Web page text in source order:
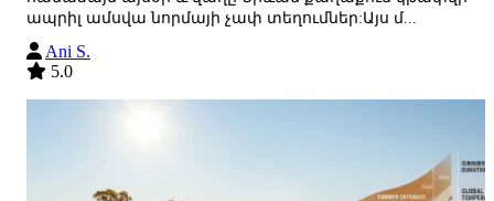
ապրիլ ամսվա նորմայի չափ տեղումներ:Այս մ...
Ani S.
5.0